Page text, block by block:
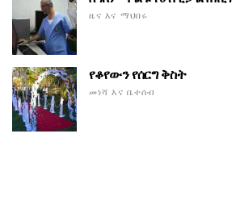
ዜና እና ማህበሩ
የቆየውን የሰርግ ቅስት
መነሻ እና ቤተሰብ